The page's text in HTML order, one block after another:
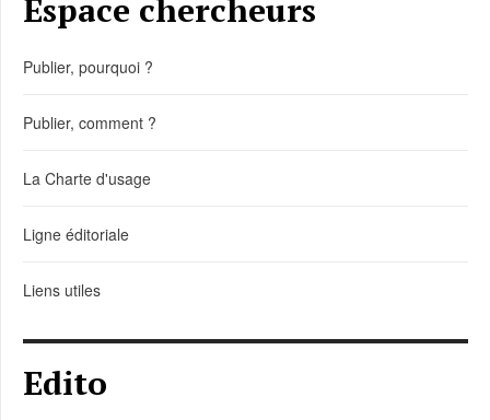
Espace chercheurs
Publier, pourquoi ?
Publier, comment ?
La Charte d'usage
Ligne éditoriale
Liens utiles
Edito